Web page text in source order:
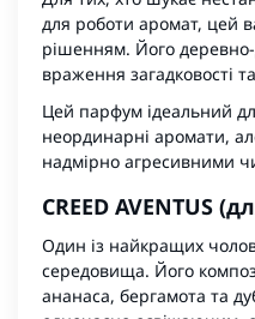
для роботи аромат, цей
рішенням. Його
враження загадковості
Цей парфум ідеальний
неординарні аромати,
надмірно агресивними
CREED AVENTUS
Один із найкращих
середовища. Його
ананаса, бергамота та